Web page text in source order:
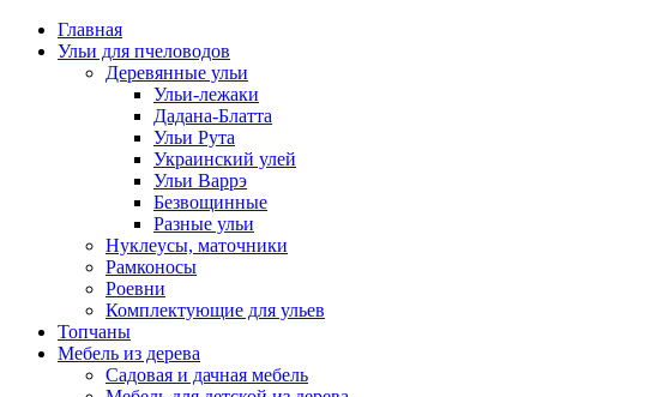
Главная
Ульи для пчеловодов
Деревянные ульи
Ульи-лежаки
Дадана-Блатта
Ульи Рута
Украинский улей
Ульи Варрэ
Безвощинные
Разные ульи
Нуклеусы, маточники
Рамконосы
Роевни
Комплектующие для ульев
Топчаны
Мебель из дерева
Садовая и дачная мебель